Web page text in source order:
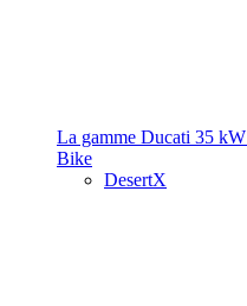
La gamme Ducati 35 kW
Bike
DesertX